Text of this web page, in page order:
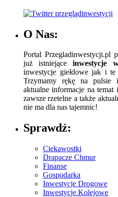
O Nas:
Portal Przegladinwestycji.pl
już istniejąceinwestycje
inwestycje giełdowe jak i te
Trzymamy rękę na pulsie
aktualne informacje na
zawsze rzetelne a także
nie ma dla nas tajemnic!
Sprawdź:
Ciekawostki
Drapacze Chmur
Finanse
Gospodarka
Inwestycje Drogowe
Inwestycje Kolejowe